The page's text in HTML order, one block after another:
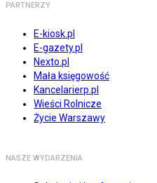
PARTNERZY
E-kiosk.pl
E-gazety.pl
Nexto.pl
Mała księgowość
Kancelarierp.pl
Wieści Rolnicze
Życie Warszawy
NASZE WYDARZENIA